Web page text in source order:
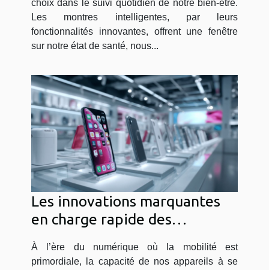
choix dans le suivi quotidien de notre bien-être.
Les montres intelligentes, par leurs
fonctionnalités innovantes, offrent une fenêtre
sur notre état de santé, nous...
Les innovations marquantes
en charge rapide des
smartphones quelles options
choisir
À l’ère du numérique où la mobilité est
primordiale, la capacité de nos appareils à se